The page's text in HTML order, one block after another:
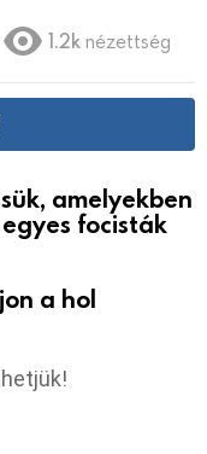
1.2k nézettség
amelyekben
focisták
a hol